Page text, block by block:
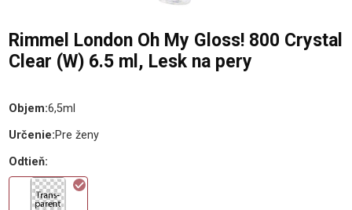
Rimmel London Oh My Gloss! 800 Crystal
Clear (W) 6.5 ml, Lesk na pery
Objem:6,5ml
Určenie:Pre ženy
Odtieň: